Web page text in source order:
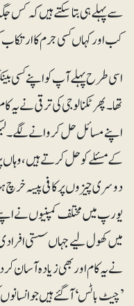
سے پہلے ہی بتاسکتے ہیں کہ کس
کب اور کہاں کسی جرم کا
اسی طرح پہلے آپ کو اپنے کسی
تھا۔ پھر ٹکنالوجی کی ترقی نے
اپنے مسائل حل کروانے لگے۔
کے مسئلے کو حل کرتے ہیں، وہاں
دوسری چیزوں پر کافی پیسہ خرچ
یورپ میں مختلف کمپنیوں نے
میں کھول لیے جہاں سستی
نے یہ کام اور بھی زیادہ آسان
’چیٹ باٹس‘ آگئے ہیں جو